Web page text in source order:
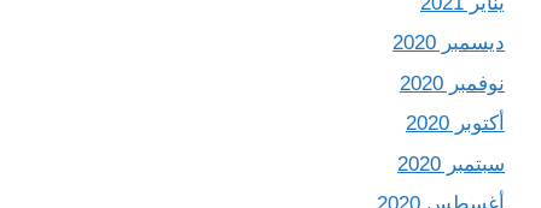
ديسمبر 2020
نوفمبر 2020
أكتوبر 2020
سبتمبر 2020